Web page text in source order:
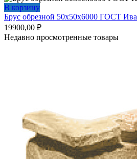
В корзину
Брус обрезной 50х50х6000 ГОСТ
19900,00 ₽
Недавно просмотренные товары